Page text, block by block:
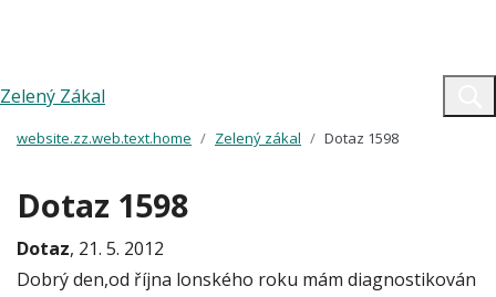
Zelený Zákal
website.zz.web.text.home Zelený zákal Dotaz 1598
Dotaz 1598
Dotaz, 21. 5. 2012
Dobrý den,od října lonského roku mám diagnostikován